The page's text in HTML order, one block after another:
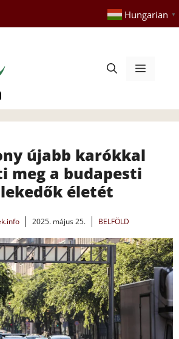
Hungarian ▼
Menü
újabb karókkal
meg a budapesti
életét
2025. május 25. BELFÖLD